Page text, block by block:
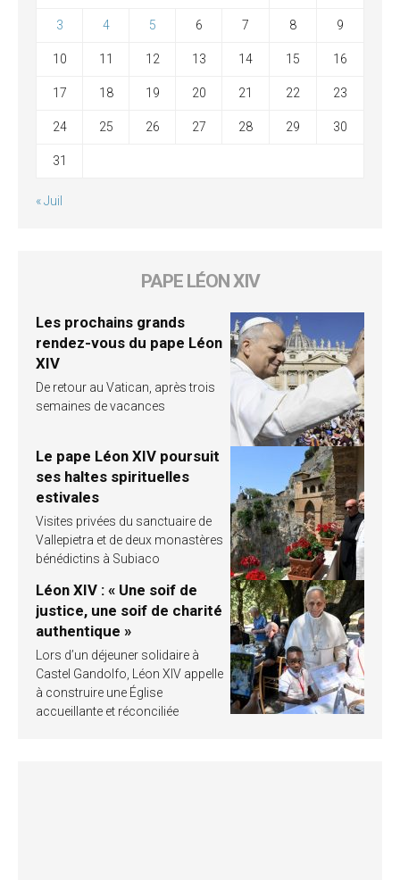
3 4 5 6 7 8 9
10 11 12 13 14 15 16
17 18 19 20 21 22 23
24 25 26 27 28 29 30
31
« Juil
PAPE LÉON XIV
Les prochains grands
rendez-vous du pape Léon
XIV
De retour au Vatican, après trois
semaines de vacances
Le pape Léon XIV poursuit
ses haltes spirituelles
estivales
Visites privées du sanctuaire de
Vallepietra et de deux monastères
bénédictins à Subiaco
Léon XIV : « Une soif de
justice, une soif de charité
authentique »
Lors d’un déjeuner solidaire à
Castel Gandolfo, Léon XIV appelle
à construire une Église
accueillante et réconciliée